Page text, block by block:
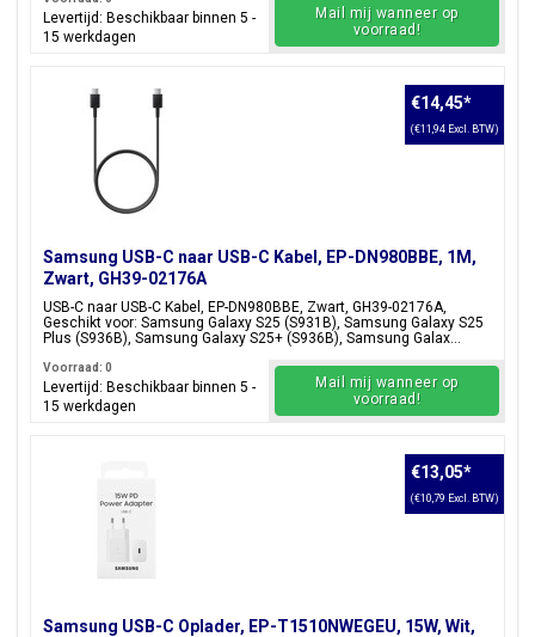
Levertijd: Beschikbaar binnen 5 -
15 werkdagen
Mail mij wanneer op
voorraad!
Samsung USB-C naar USB-C Kabel, EP-DN980BBE, 1M,
Zwart, GH39-02176A
USB-C naar USB-C Kabel, EP-DN980BBE, Zwart, GH39-02176A,
Geschikt voor: Samsung Galaxy S25 (S931B), Samsung Galaxy S25
Plus (S936B), Samsung Galaxy S25+ (S936B), Samsung Galax...
€14,45*
(€11,94 Excl. BTW)
Voorraad: 0
Levertijd: Beschikbaar binnen 5 -
15 werkdagen
Mail mij wanneer op
voorraad!
Samsung USB-C Oplader, EP-T1510NWEGEU, 15W, Wit,
€13,05*
(€10,79 Excl. BTW)